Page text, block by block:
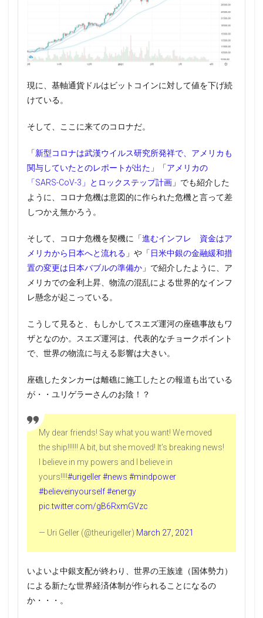
現に、基軸通貨ドルはビットコインに対して値を下げ続
けている。
そして、ここに来てのコロナだ。
「新型コロナは武漢ウイルス研究所発祥で、アメリカも
関与していたとのレポートが出た 」「アメリカの
「SARS-CoV-3」とロックステップ計画 」でも紹介した
ように、コロナ危機は意図的に作られた危機と言って差
しつかえ無かろう。
そして、コロナ危機を契機に「進むインフレ 資金はア
メリカから日本へと流れる 」や「 日米中銀の金融緩和措
置の変更は日本バブルの準備か 」で紹介したように、ア
メリカでの金利上昇、物流の混乱による世界的なインフ
レ懸念が起こっている。
こうして見ると、もしかしてスエズ運河の座礁事故もワ
ザとなのか。スエズ運河は、代表的なチョークポイント
で、世界の物流に与える影響は大きい。
座礁したタンカーは離礁に施工したとの報道も出ている
が・・ユリゲラーさんのお陰！？
My dear friends! Say what you want! We moved
the ship!!!!!! A bit, but she moved! It’s breaking news!
I believe in my powers and I believe in
yours!!!!#urigeller#news #mindpower
#believeinyourself#energy
pic.twitter.com/gB6RxmGVzc
— Uri Geller (@theurigeller) March 27, 2021
いよいよ中銀支配が終わり、世界の王族達（国体勢力）
による新たな世界経済体制が作られることになるの
か・・・。